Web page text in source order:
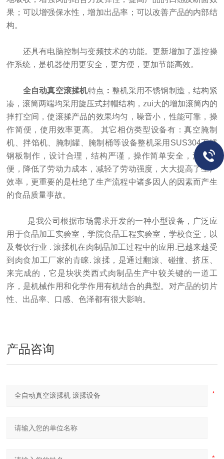
果；可以增强保水性，增加出品率；可以改善产品的内部结
构。
还具有电脑控制与变频技术的功能。更新增加了遥控操
作系统，是机器使用更安全，更方便，更加节能高效。
全自动真空滚揉机特点 ：整机采用不锈钢制造，结构紧
凑，滚筒两端均采用旋压式封帽结构，zui大的增加滚筒内的
摔打空间，使滚揉产品的效果均匀，噪音小，性能可靠，操
作简便，使用效率更高。 其它相仿类型设备有：真空腌制
机、拌馅机、腌制罐、腌制桶等设备整机采用SUS304不锈
钢板制作，设计合理，结构严谨，操作简单安全，清洗方
便，降低了劳动力成本，减轻了劳动强度，大大提高了生产
效率，更重要的是杜绝了生产流程中诸多因人的因素而产生
的食品质量事故。
是我公司根据市场需求开发的一种小型设备，广泛应
用于食品加工实验室，学院食品工程实验室，学校食堂，以
及餐饮行业 . 滚揉机在肉制品加工过程中的应用.已越来越受
到肉食加工厂家的青睐. 滚揉，是通过翻滚、碰撞、挤压、
来完成的，它是块状类西式肉制品生产中较关键的一道工
序，是机械作用和化学作用有机结合的典型。对产品的切片
性、出品率、口感、色泽都有很大影响。
产品咨询